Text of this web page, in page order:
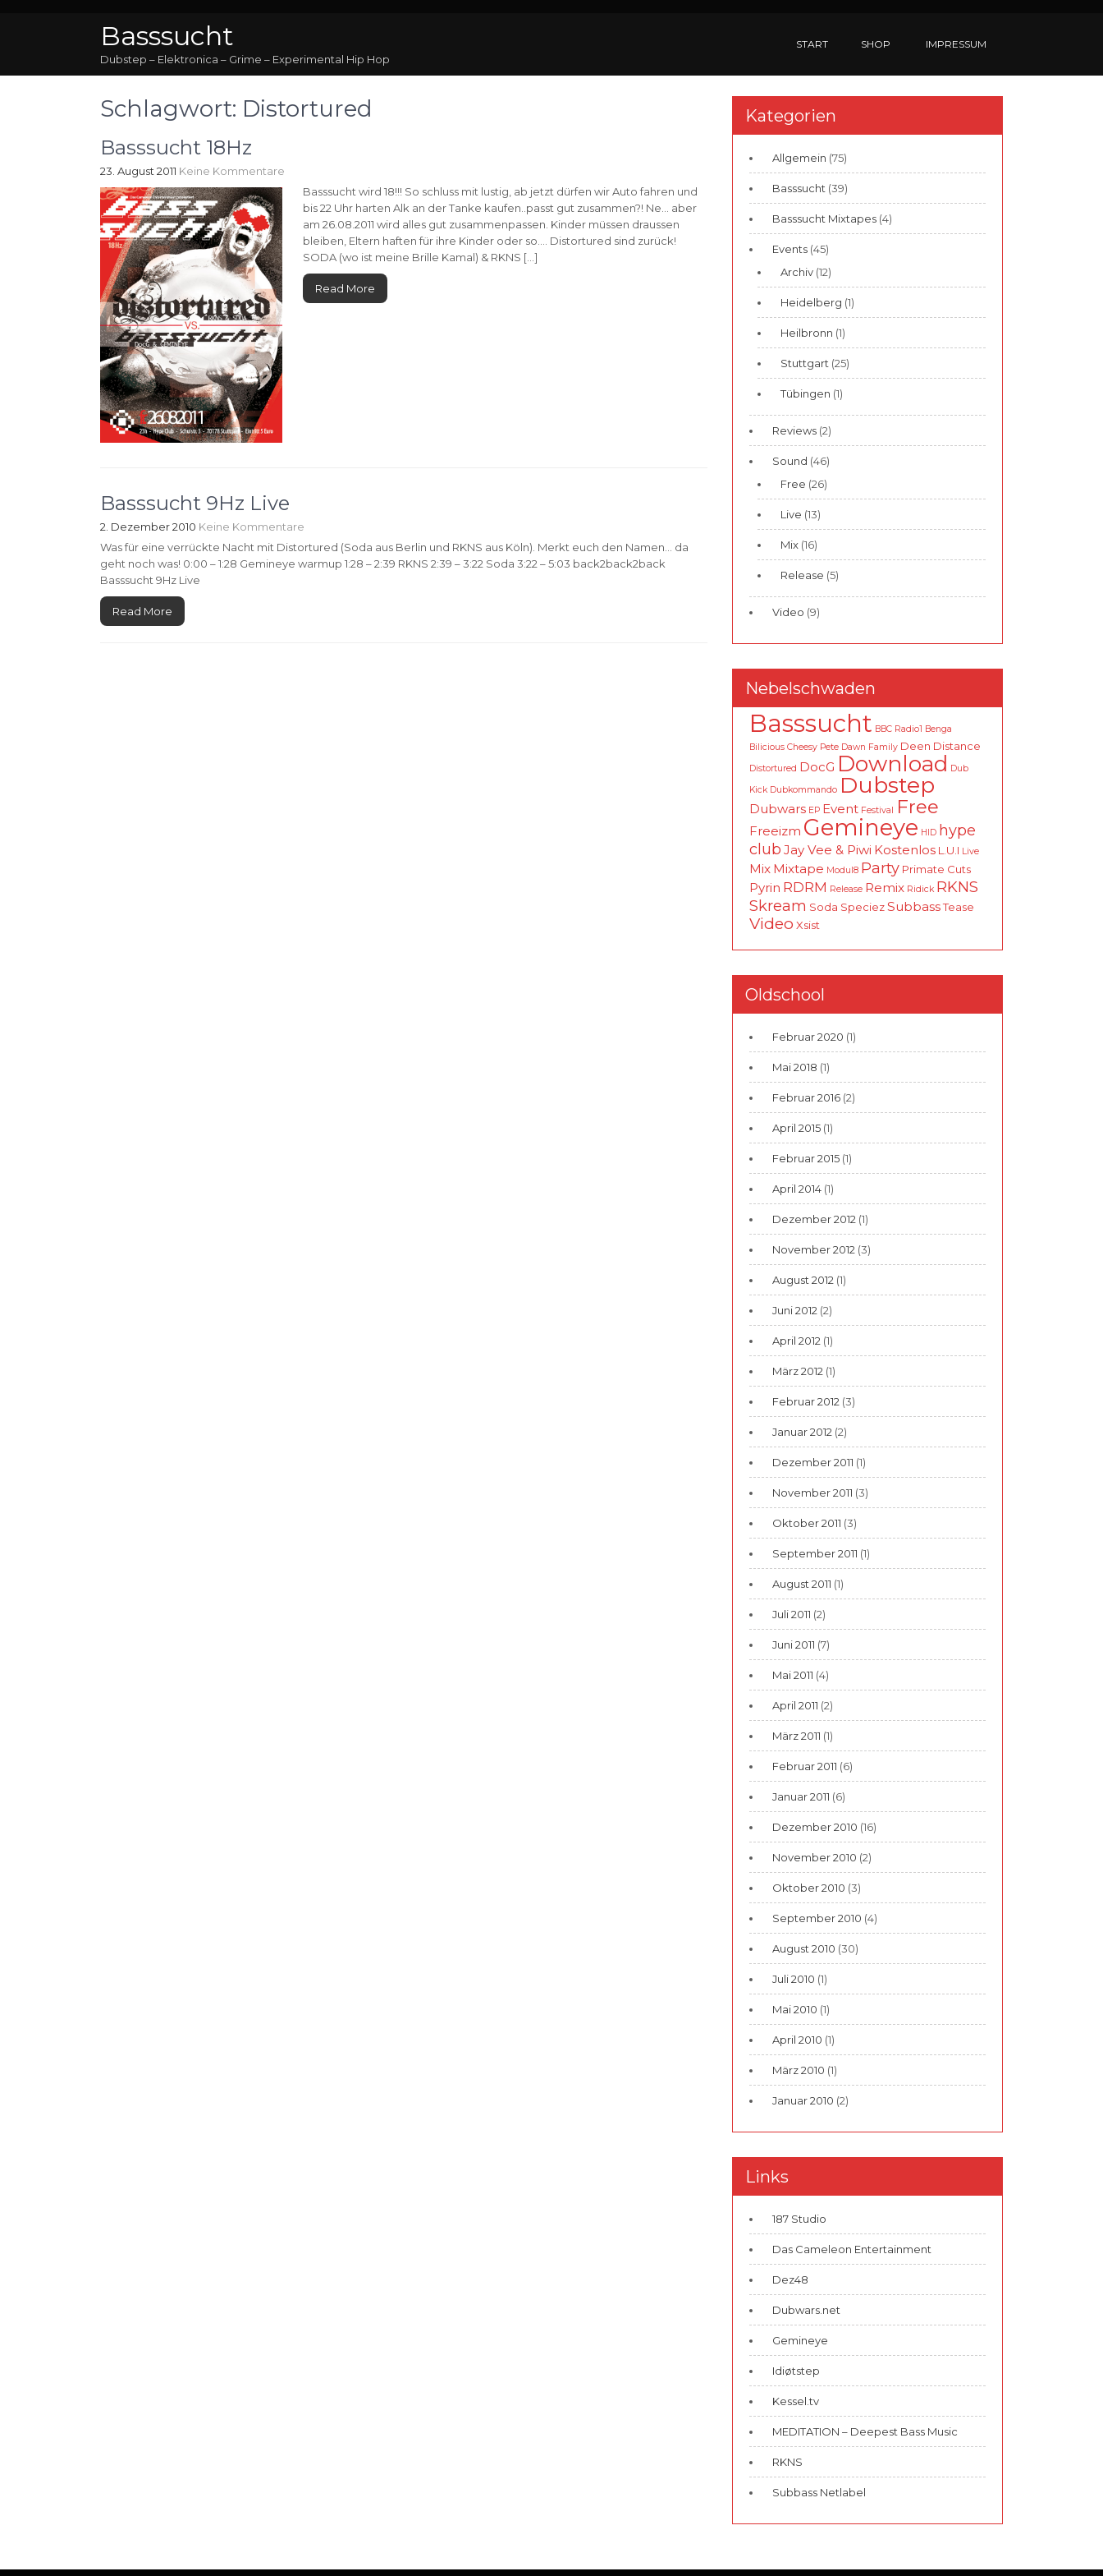
Basssucht
Dubstep – Elektronica – Grime – Experimental Hip Hop
START SHOP IMPRESSUM
Schlagwort: Distortured
Basssucht 18Hz
23. August 2011 Keine Kommentare
Basssucht wird 18!!! So schluss mit lustig, ab jetzt dürfen wir Auto fahren und
bis 22 Uhr harten Alk an der Tanke kaufen..passt gut zusammen?! Ne… aber
am 26.08.2011 wird alles gut zusammenpassen. Kinder müssen draussen
bleiben, Eltern haften für ihre Kinder oder so…. Distortured sind zurück!
SODA (wo ist meine Brille Kamal) & RKNS […]
Read More
Basssucht 9Hz Live
2. Dezember 2010 Keine Kommentare
Was für eine verrückte Nacht mit Distortured (Soda aus Berlin und RKNS aus Köln). Merkt euch den Namen… da
geht noch was! 0:00 – 1:28 Gemineye warmup 1:28 – 2:39 RKNS 2:39 – 3:22 Soda 3:22 – 5:03 back2back2back
Basssucht 9Hz Live
Read More
Kategorien
Allgemein (75)
Basssucht (39)
Basssucht Mixtapes (4)
Events (45)
Archiv (12)
Heidelberg (1)
Heilbronn (1)
Stuttgart (25)
Tübingen (1)
Reviews (2)
Sound (46)
Free (26)
Live (13)
Mix (16)
Release (5)
Video (9)
Nebelschwaden
Basssucht BBC Radio1 Benga
Bilicious Cheesy Pete Dawn Family Deen Distance
Distortured DocG Download Dub
Kick Dubkommando Dubstep
Dubwars EP Event Festival Free
Freeizm Gemineye HID hype
club Jay Vee & Piwi Kostenlos L.U.I Live
Mix Mixtape Modul8 Party Primate Cuts
Pyrin RDRM Release Remix Ridick RKNS
Skream Soda SpeciezSubbassTease
Video Xsist
Oldschool
Februar 2020 (1)
Mai 2018 (1)
Februar 2016 (2)
April 2015 (1)
Februar 2015 (1)
April 2014 (1)
Dezember 2012 (1)
November 2012 (3)
August 2012 (1)
Juni 2012 (2)
April 2012 (1)
März 2012 (1)
Februar 2012 (3)
Januar 2012 (2)
Dezember 2011 (1)
November 2011 (3)
Oktober 2011 (3)
September 2011 (1)
August 2011 (1)
Juli 2011 (2)
Juni 2011 (7)
Mai 2011 (4)
April 2011 (2)
März 2011 (1)
Februar 2011 (6)
Januar 2011 (6)
Dezember 2010 (16)
November 2010 (2)
Oktober 2010 (3)
September 2010 (4)
August 2010 (30)
Juli 2010 (1)
Mai 2010 (1)
April 2010 (1)
März 2010 (1)
Januar 2010 (2)
Links
187 Studio
Das Cameleon Entertainment
Dez48
Dubwars.net
Gemineye
Idiøtstep
Kessel.tv
MEDITATION – Deepest Bass Music
RKNS
Subbass Netlabel